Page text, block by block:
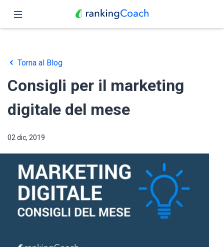
Funzioni
Prezzo
Partner
Blog
Italiano
Torna al Blog
Consigli per il marketing
digitale del mese
02 dic, 2019